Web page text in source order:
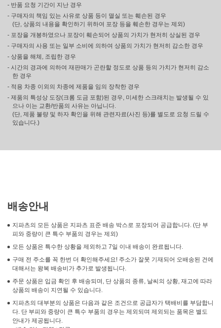
- 반품 요청 기간이 지난 경우
- 구매자의 책임 있는 사유로 상품 등이 멸실 또는 훼손된 경우
(단, 상품의 내용을 확인하기 위하여 포장 등을 훼손한 경우는 제외)
- 포장을 개봉하였으나 포장이 훼손되어 상품의 가치가 현저히 상실된 경우
- 구매자의 사용 또는 일부 소비에 의하여 상품의 가치가 현저히 감소한 경우
- 상품을 해체, 조립한 경우
- 시간의 경과에 의하여 재판매가 곤란할 정도로 상품 등의 가치가 현저히 감소
한 경우
- 적용 차종 이외의 차종에 제품을 임의 장착한 경우
- 제품의 특성상 도장(크롬 도금 포함)된 경우, 미세한 스크래치는 발생될 수 있
으나 이는 교환/반품의 사유는 아닙니다.
(단, 제품 불량 및 하자 확인을 위해 관련자료(사진 등)를 별도로 요청 드릴 수
있습니다.)
배송안내
지파츠의 모든 상품은 지파츠 표준 배송 박스로 포장되어 공급합니다. (단 부
피와 중량이 큰 특수 부품의 경우는 제외)
모든 상품은 특수한 상황을 제외하고 7일 이내 배송이 완료됩니다.
구매 전 주소를 꼭 한번 더 확인해주세요! 주소가 잘못 기재되어 오배송된 건에
대해서는 왕복 배송비가 추가로 발생됩니다.
주문 상품은 입금 확인 후 배송되며, 단 상품의 종류, 날씨의 상황, 재고에 따라
상품의 배송이 지연될 수 있습니다.
지파츠의 대부분의 상품은 다음과 같은 조건으로 공급자가 택배비를 부담합니
다. 단 부피와 중량이 큰 특수 부품의 경우는 제외되며 제외되는 품목은 별도
안내가 제공됩니다.